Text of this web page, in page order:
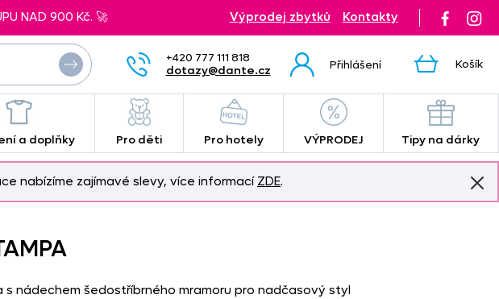
+420 777 111 818
dotazy@dante.cz
Přihlášení Košík
NAD 900 Kč. 🚀 Výprodej zbytků Kontakty
a doplňky Pro děti Pro hotely VÝPRODEJ Tipy na dárky
nabízíme zajímavé slevy, více informací ZDE.
s nádechem šedostříbrného mramoru pro nadčasový styl